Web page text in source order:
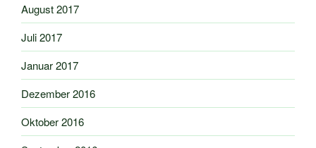
August 2017
Juli 2017
Januar 2017
Dezember 2016
Oktober 2016